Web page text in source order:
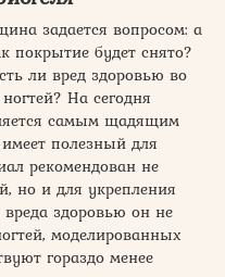
задается вопросом: а
покрытие будет снято?
ли вред здоровью во
На сегодня
самым щадящим
полезный для
рекомендован не
но и для укрепления
вреда здоровью он не
моделированных
гораздо менее